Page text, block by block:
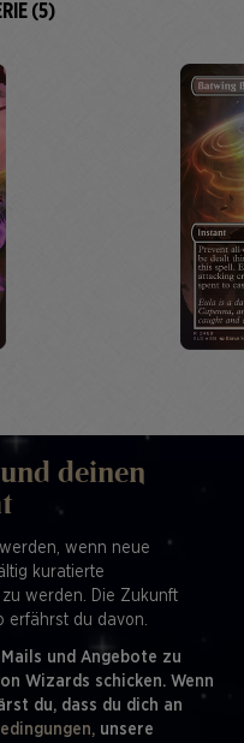
(5)
deinen
wenn neue
kuratierte
werden. Die Zukunft
erfährst du davon.
und Angebote zu
Wizards schicken. Wenn
du, dass du dich an
unsere